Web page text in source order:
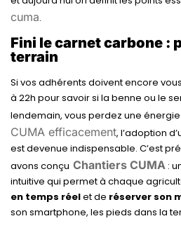
cuma.
Fini le carnet carbone :
terrain
Si vos adhérents doivent encore
à 22h pour savoir si la benne ou le
lendemain, vous perdez une
CUMA efficacement, l’adoption
est devenue indispensable. C’est
avons conçu Chantiers CUMA :
intuitive qui permet à chaque
en temps réelet de réserver son
son smartphone, les pieds dans la